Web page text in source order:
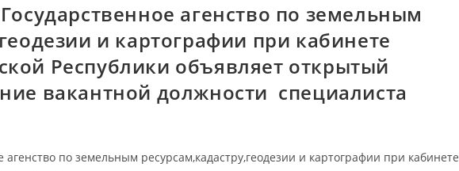
агенство по земельным
и картографии при кабинете
Республики объявляет открытый
вакантной должности специалиста
по земельным ресурсам,кадастру,геодезии и картографии при кабинете